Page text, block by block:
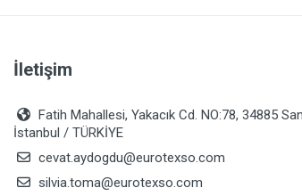
İletişim
Fatih Mahallesi, Yakacık Cd. NO:78, 34885
İstanbul / TÜRKİYE
cevat.aydogdu@eurotexso.com
silvia.toma@eurotexso.com